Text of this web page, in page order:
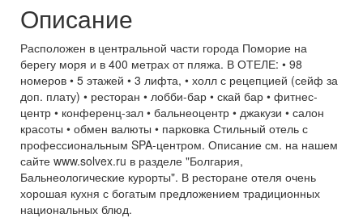
Описание
Расположен в центральной части города Поморие на
берегу моря и в 400 метрах от пляжа. В ОТЕЛЕ: • 98
номеров • 5 этажей • 3 лифта, • холл с рецепцией (сейф за
доп. плату) • ресторан • лобби-бар • скай бар • фитнес-
центр • конференц-зал • бальнеоцентр • джакузи • салон
красоты • обмен валюты • парковка Стильный отель с
профессиональным SPA-центром. Описание см. на нашем
сайте www.solvex.ru в разделе "Болгария,
Бальнеологические курорты". В ресторане отеля очень
хорошая кухня с богатым предложением традиционных
национальных блюд.